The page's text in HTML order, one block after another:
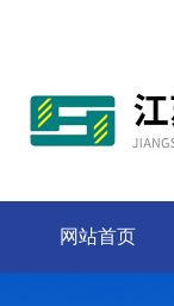
网站首页